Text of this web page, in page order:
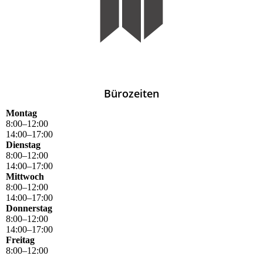
Bürozeiten
Montag
8:00–12:00
14:00–17:00
Dienstag
8:00–12:00
14:00–17:00
Mittwoch
8:00–12:00
14:00–17:00
Donnerstag
8:00–12:00
14:00–17:00
Freitag
8:00–12:00